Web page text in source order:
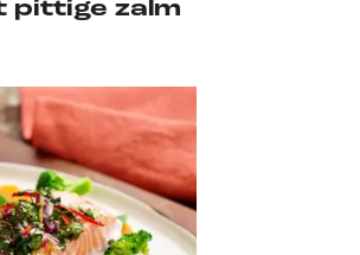
pittige zalm